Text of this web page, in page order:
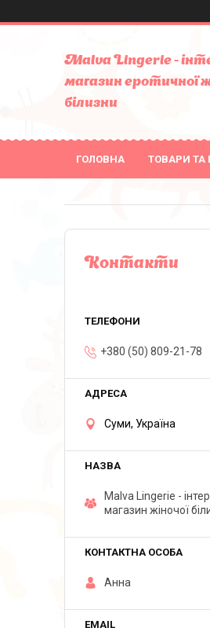
Malva Lingerie -
магазин еротичної
білизни
ГОЛОВНА ТОВАРИ ТА
Контакти
+380 (50) 809-21-78
Суми, Україна
Malva Lingerie -
магазин жіночої
Анна